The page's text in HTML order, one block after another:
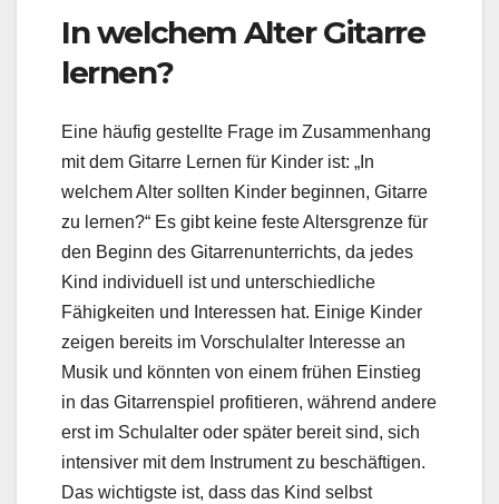
In welchem Alter Gitarre
lernen?
Eine häufig gestellte Frage im Zusammenhang
mit dem Gitarre Lernen für Kinder ist: „In
welchem Alter sollten Kinder beginnen, Gitarre
zu lernen?“ Es gibt keine feste Altersgrenze für
den Beginn des Gitarrenunterrichts, da jedes
Kind individuell ist und unterschiedliche
Fähigkeiten und Interessen hat. Einige Kinder
zeigen bereits im Vorschulalter Interesse an
Musik und könnten von einem frühen Einstieg
in das Gitarrenspiel profitieren, während andere
erst im Schulalter oder später bereit sind, sich
intensiver mit dem Instrument zu beschäftigen.
Das wichtigste ist, dass das Kind selbst